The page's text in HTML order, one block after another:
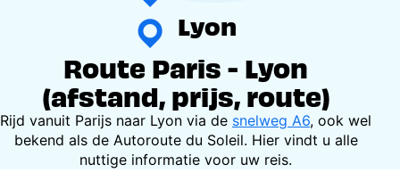
Lyon
Route Paris - Lyon
(afstand, prijs, route)
Rijd vanuit Parijs naar Lyon via de snelweg A6, ook wel
bekend als de Autoroute du Soleil. Hier vindt u alle
nuttige informatie voor uw reis.